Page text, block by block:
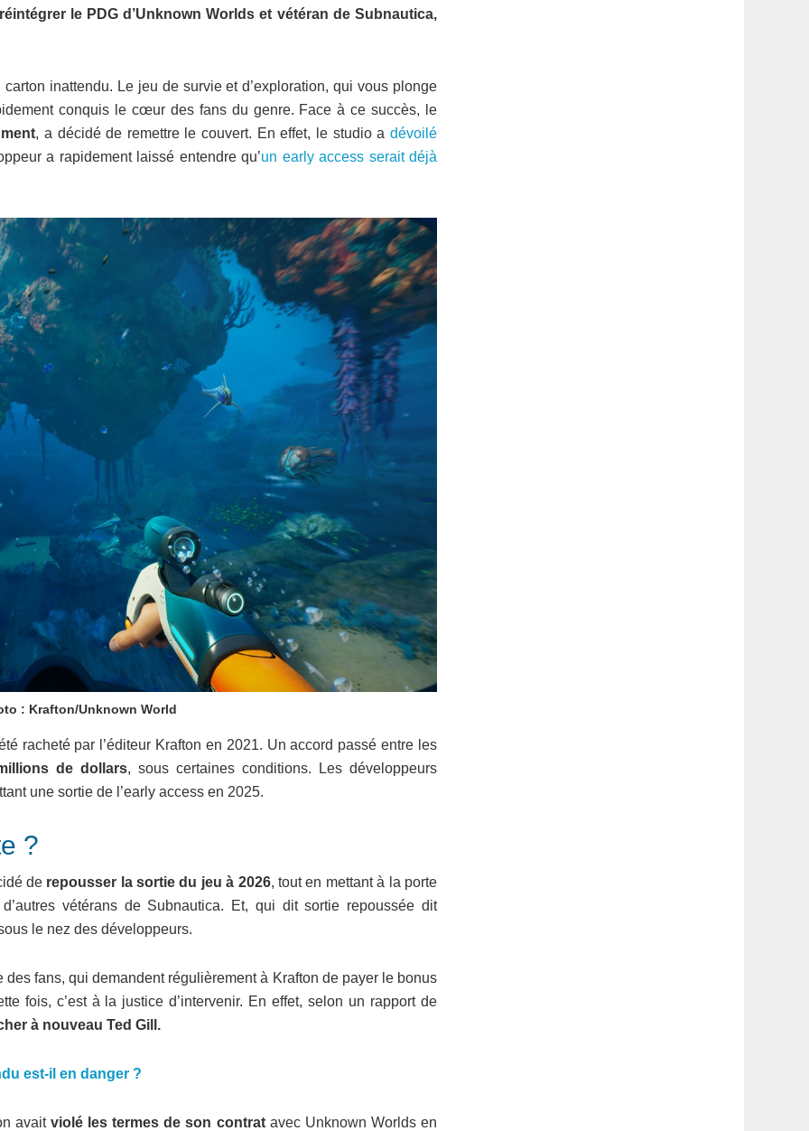
le PDG d’Unknown Worlds et vétéran de Subnautica,
inattendu. Le jeu de survie et d’exploration, qui vous plonge
conquis le cœur des fans du genre. Face à ce succès, le
, a décidé de remettre le couvert. En effet, le studio adévoilé
a rapidement laissé entendre qu’un early access serait déjà
: Krafton/Unknown World
racheté par l’éditeur Krafton en 2021. Un accord passé entre les
de dollars, sous certaines conditions. Les développeurs
une sortie de l’early access en 2025.
?
de repousser la sortie du jeu à 2026, tout en mettant à la porte
vétérans de Subnautica. Et, qui dit sortie repoussée dit
le nez des développeurs.
fans, qui demandent régulièrement à Krafton de payer le bonus
fois, c’est à la justice d’intervenir. En effet, selon un rapport de
à nouveau Ted Gill.
est-il en danger ?
avaitviolé les termes de son contratavec Unknown Worlds en